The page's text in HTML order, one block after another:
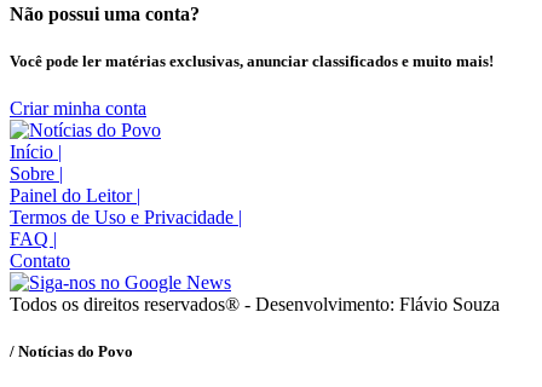
Não possui uma conta?
Você pode ler matérias exclusivas, anunciar classificados e muito mais!
Criar minha conta
Início |
Sobre |
Painel do Leitor |
Termos de Uso e Privacidade |
FAQ |
Contato
Todos os direitos reservados® - Desenvolvimento: Flávio Souza
/ Notícias do Povo